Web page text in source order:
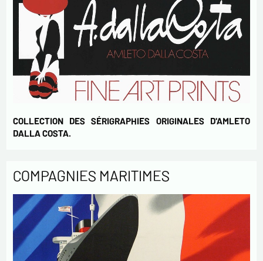
COLLECTION DES SÉRIGRAPHIES ORIGINALES D'AMLETO
DALLA COSTA.
COMPAGNIES MARITIMES